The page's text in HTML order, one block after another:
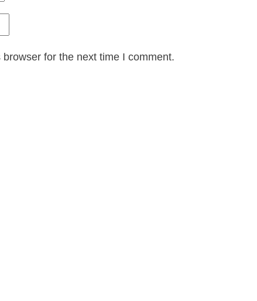
for the next time I comment.